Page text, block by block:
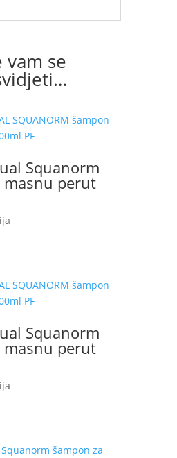
vam se
Squanorm
masnu perut
Squanorm
masnu perut